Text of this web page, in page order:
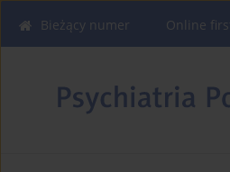
Bieżący numer Online